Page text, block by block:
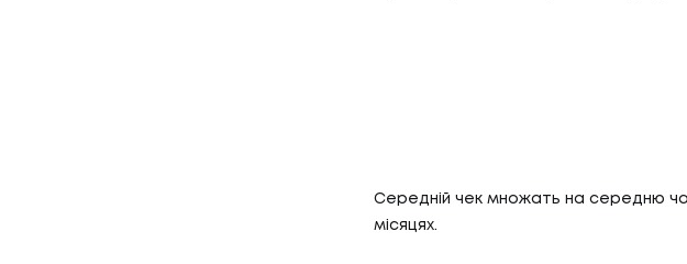
Середній чек множать на середню
місяцях.